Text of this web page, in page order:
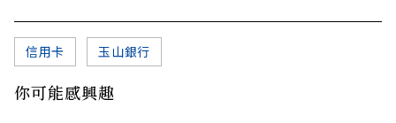
信用卡 玉山銀行
你可能感興趣